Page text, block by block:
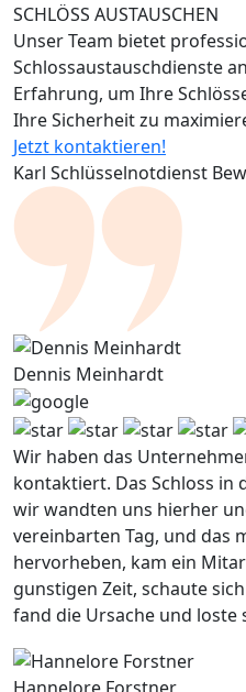
SCHLÖSS AUSTAUSCHEN
Unser Team bietet
Schlossaustauschdienste
Erfahrung, um Ihre
Ihre Sicherheit zu
Jetzt kontaktieren!
Karl Schlüsselnotdienst
Dennis Meinhardt
Wir haben das
kontaktiert. Das Schloss in
wir wandten uns hierher
vereinbarten Tag, und das
hervorheben, kam ein
gunstigen Zeit, schaute
fand die Ursache und loste